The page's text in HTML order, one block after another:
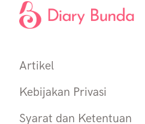
Artikel
Kebijakan Privasi
Syarat dan Ketentuan